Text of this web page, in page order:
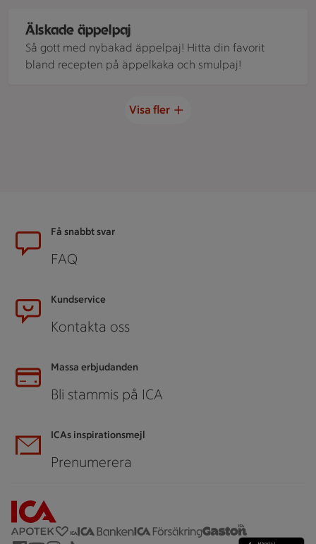
Älskade äppelpaj
Så gott med nybakad äppelpaj! Hitta din favorit
bland recepten på äppelkaka och smulpaj!
Visa fler
SidfotFå snabbt svar
FAQ
Kundservice
Kontakta oss
Massa erbjudanden
Bli stammis på ICA
ICAs inspirationsmejl
Prenumerera